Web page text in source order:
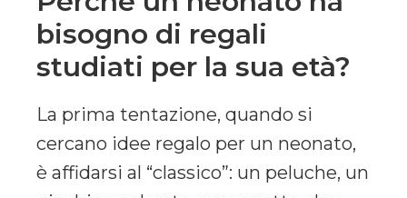
bisogno di regali
studiati per la sua età?
La prima tentazione, quando si
cercano idee regalo per un neonato,
è affidarsi al “classico”: un peluche, un